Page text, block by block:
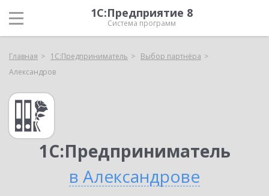
1С:Предприятие 8
Система программ
Главная 1С:Предприниматель
Выбор партнёра
Александров
1С:Предприниматель
в Александрове